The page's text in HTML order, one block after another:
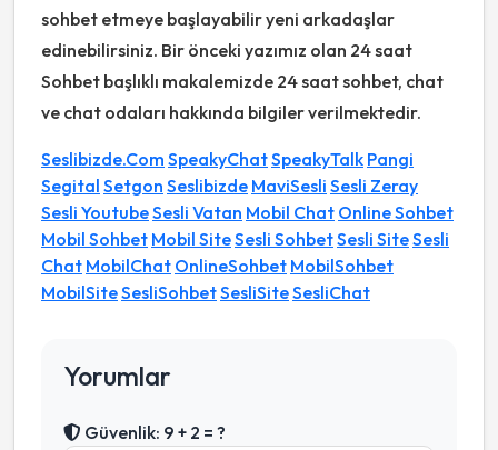
sohbet etmeye başlayabilir yeni arkadaşlar
edinebilirsiniz. Bir önceki yazımız olan 24 saat
Sohbet başlıklı makalemizde 24 saat sohbet, chat
ve chat odaları hakkında bilgiler verilmektedir.
Seslibizde.Com SpeakyChatSpeakyTalk Pangi
Segital Setgon Seslibizde MaviSesli Sesli Zeray
Sesli YoutubeSesli Vatan Mobil Chat Online Sohbet
Mobil Sohbet Mobil SiteSesli SohbetSesli SiteSesli
Chat MobilChat OnlineSohbet MobilSohbet
MobilSiteSesliSohbetSesliSiteSesliChat
Yorumlar
Güvenlik: 9 + 2 = ?